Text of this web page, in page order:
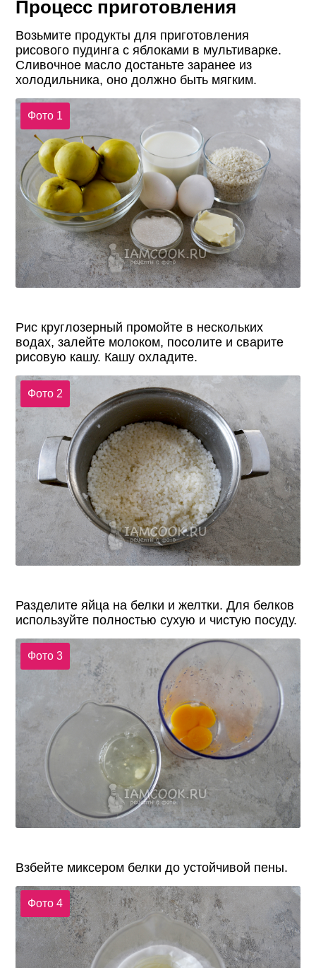
Процесс приготовления
Возьмите продукты для приготовления
рисового пудинга с яблоками в мультиварке.
Сливочное масло достаньте заранее из
холодильника, оно должно быть мягким.
Фото 1
Рис круглозерный промойте в нескольких
водах, залейте молоком, посолите и сварите
рисовую кашу. Кашу охладите.
Фото 2
Разделите яйца на белки и желтки. Для белков
используйте полностью сухую и чистую посуду.
Фото 3
Взбейте миксером белки до устойчивой пены.
Фото 4